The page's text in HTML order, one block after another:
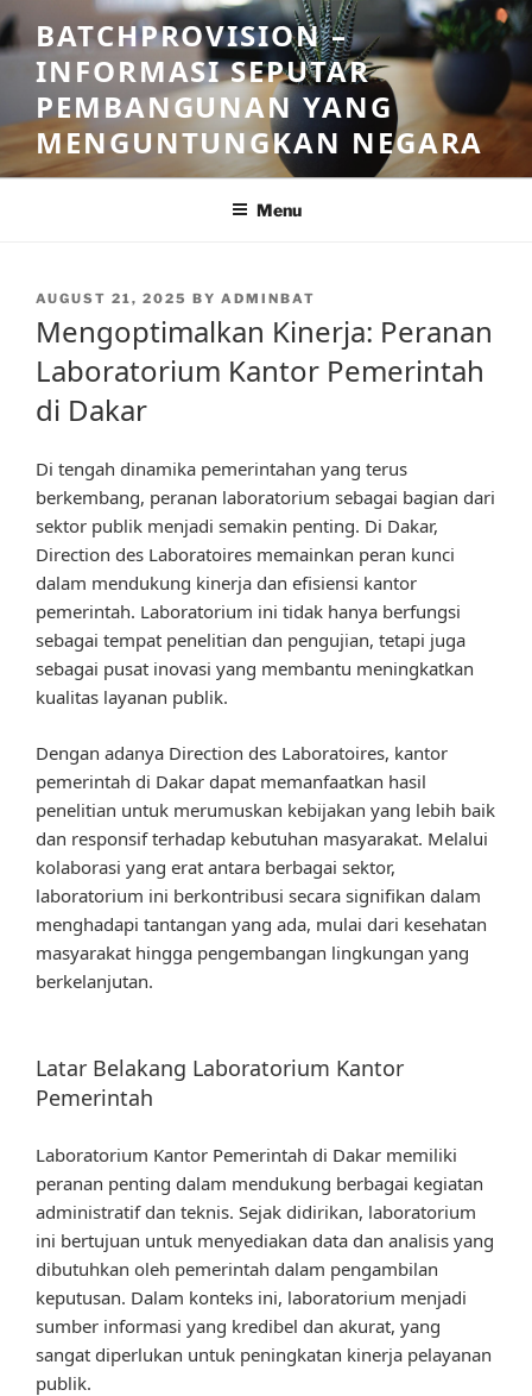
Skip
to
content
BATCHPROVISION –
INFORMASI SEPUTAR
PEMBANGUNAN YANG
MENGUNTUNGKAN NEGARA
Menu
POSTED
AUGUST 21, 2025 BY ADMINBAT
Mengoptimalkan Kinerja: Peranan
Laboratorium Kantor Pemerintah
di Dakar
Di tengah dinamika pemerintahan yang terus
berkembang, peranan laboratorium sebagai bagian dari
sektor publik menjadi semakin penting. Di Dakar,
Direction des Laboratoires memainkan peran kunci
dalam mendukung kinerja dan efisiensi kantor
pemerintah. Laboratorium ini tidak hanya berfungsi
sebagai tempat penelitian dan pengujian, tetapi juga
sebagai pusat inovasi yang membantu meningkatkan
kualitas layanan publik.
Dengan adanya Direction des Laboratoires, kantor
pemerintah di Dakar dapat memanfaatkan hasil
penelitian untuk merumuskan kebijakan yang lebih baik
dan responsif terhadap kebutuhan masyarakat. Melalui
kolaborasi yang erat antara berbagai sektor,
laboratorium ini berkontribusi secara signifikan dalam
menghadapi tantangan yang ada, mulai dari kesehatan
masyarakat hingga pengembangan lingkungan yang
berkelanjutan.
Latar Belakang Laboratorium Kantor
Pemerintah
Laboratorium Kantor Pemerintah di Dakar memiliki
peranan penting dalam mendukung berbagai kegiatan
administratif dan teknis. Sejak didirikan, laboratorium
ini bertujuan untuk menyediakan data dan analisis yang
dibutuhkan oleh pemerintah dalam pengambilan
keputusan. Dalam konteks ini, laboratorium menjadi
sumber informasi yang kredibel dan akurat, yang
sangat diperlukan untuk peningkatan kinerja pelayanan
publik.